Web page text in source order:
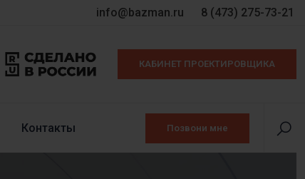
info@bazman.ru 8 (473) 275-73-21
КАБИНЕТ ПРОЕКТИРОВЩИКА
Контакты Позвони мне